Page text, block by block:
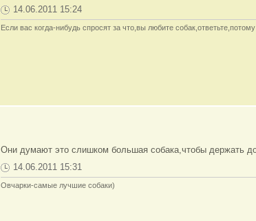
14.06.2011 15:24
Если вас когда-нибудь спросят за что,вы любите
Они думают это слишком большая собака,чтобы держать
14.06.2011 15:31
Овчарки-самые лучшие собаки)